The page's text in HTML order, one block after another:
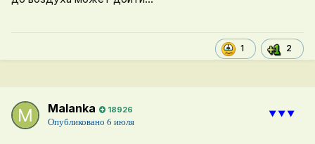
1 2
Malanka 18926
Опубликовано 6 июля
⯆⯆⯆